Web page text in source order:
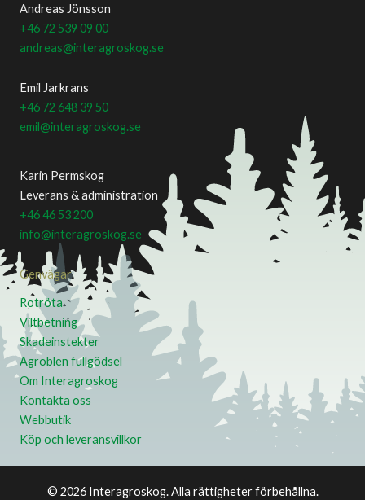
Andreas Jönsson
+46 72 539 09 00
andreas@interagroskog.se
Emil Jarkrans
+46 72 648 39 50
emil@interagroskog.se
Karin Permskog
Leverans & administration
+46 46 53 200
info@interagroskog.se
Genvägar
Rotröta
Viltbetning
Skadeinstekter
Agroblen fullgödsel
Om Interagroskog
Kontakta oss
Webbutik
Köp och leveransvillkor
© 2026 Interagroskog. Alla rättigheter förbehållna.